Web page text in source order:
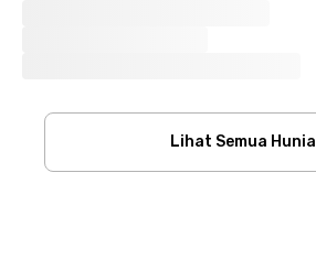
Lihat Semua